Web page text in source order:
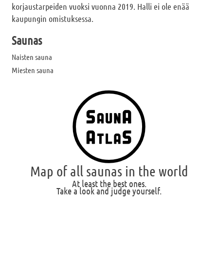
korjaustarpeiden vuoksi vuonna 2019. Halli ei ole enää
kaupungin omistuksessa.
Saunas
Naisten sauna
Miesten sauna
Map of all saunas in the world
At least the best ones.
Take a look and judge yourself.